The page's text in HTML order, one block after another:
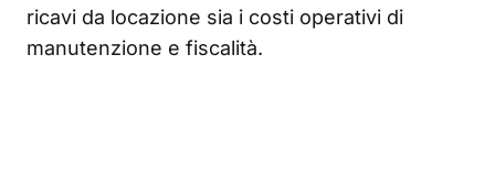
ricavi da locazione sia i costi operativi di
manutenzione e fiscalità.